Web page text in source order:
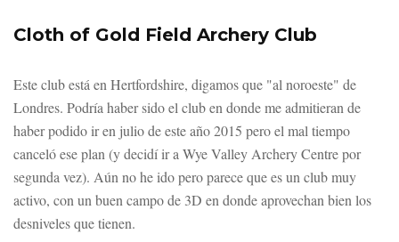
Cloth of Gold Field Archery Club
Este club está en Hertfordshire, digamos que "al noroeste" de
Londres. Podría haber sido el club en donde me admitieran de
haber podido ir en julio de este año 2015 pero el mal tiempo
canceló ese plan (y decidí ir a Wye Valley Archery Centre por
segunda vez). Aún no he ido pero parece que es un club muy
activo, con un buen campo de 3D en donde aprovechan bien los
desniveles que tienen.